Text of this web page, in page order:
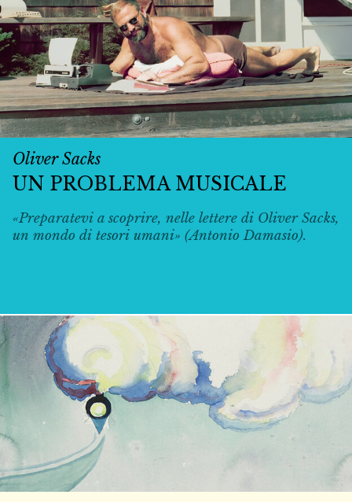
Oliver Sacks
UN PROBLEMA MUSICALE
«Preparatevi a scoprire, nelle lettere di Oliver Sacks,
un mondo di tesori umani» (Antonio Damasio).